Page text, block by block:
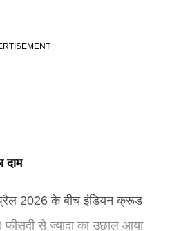
2026 के बीच इंडियन क्रूड
से ज्यादा का उछाल आया